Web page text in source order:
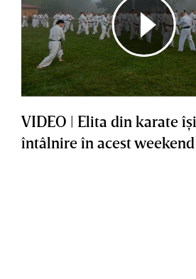
VIDEO | Elita din karate
întâlnire în acest weekend